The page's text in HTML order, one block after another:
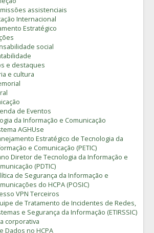
assistenciais
Internacional
Estratégico
social
e destaques
e cultura
de Eventos
da Informação e Comunicação
AGHUse
Estratégico de Tecnologia da
e Comunicação (PETIC)
Diretor de Tecnologia da Informação e
(PDTIC)
de Segurança da Informação e
do HCPA (POSIC)
VPN Terceiros
de Tratamento de Incidentes de Redes,
e Segurança da Informação (ETIRSSIC)
corporativa
Dados no HCPA